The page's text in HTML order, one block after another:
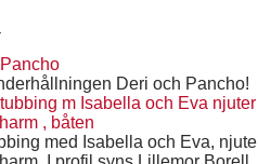
Deri och Pancho!
med Isabella och Eva,